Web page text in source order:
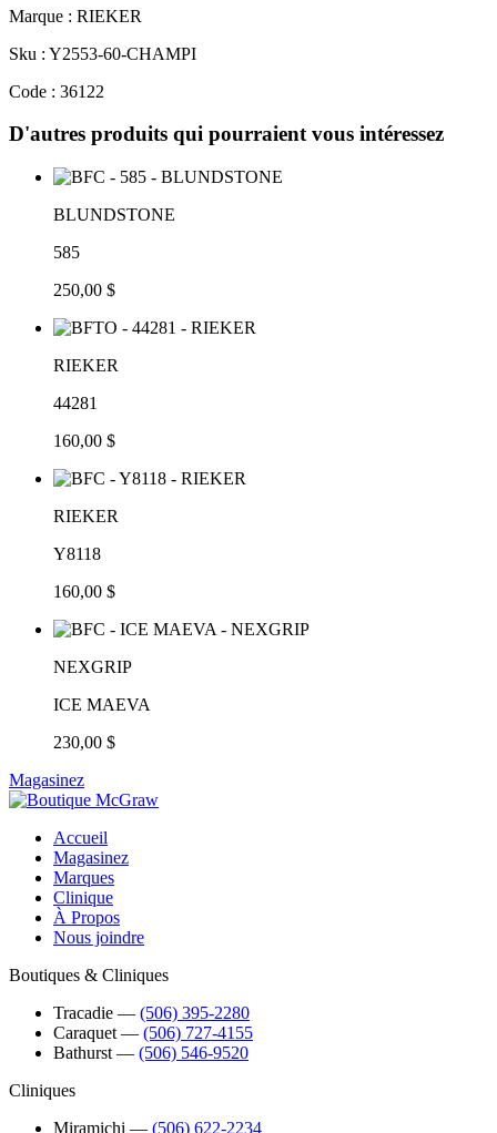
Marque : RIEKER
Sku : Y2553-60-CHAMPI
Code : 36122
D'autres produits qui pourraient vous intéressez
BLUNDSTONE
585
250,00 $
RIEKER
44281
160,00 $
RIEKER
Y8118
160,00 $
NEXGRIP
ICE MAEVA
230,00 $
Magasinez
Accueil
Magasinez
Marques
Clinique
À Propos
Nous joindre
Boutiques & Cliniques
Tracadie ― (506) 395-2280
Caraquet ― (506) 727-4155
Bathurst ― (506) 546-9520
Cliniques
Miramichi ― (506) 622-2234